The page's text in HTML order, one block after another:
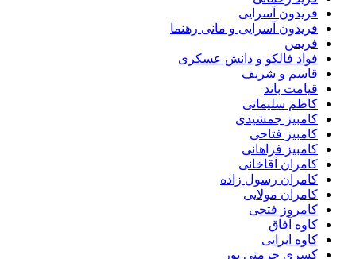
فریدون آسرایی
فریدون آسرایی و مانی رهنما
فریمن
فواد فالکو و دانش عسکری
قاسم و شریف
قیامت باند
کاظم سلیمانی
کامبیز جمشیدی
کامبیز فتاحی
کامبیز فراهانی
کامران آقاخانی
کامران رسول زاده
کامران مولایی
کامروز فتحی
کاوه آفاق
کاوه ایرانی
کسری حرمتی پور